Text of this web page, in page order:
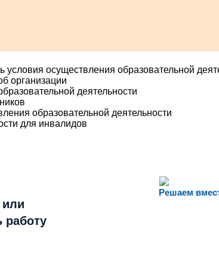
осуществления образовательной
организации
деятельности
образовательной деятельности
для инвалидов
Решаем
работу